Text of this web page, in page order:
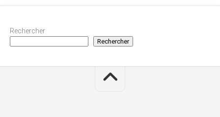
Rechercher
Rechercher